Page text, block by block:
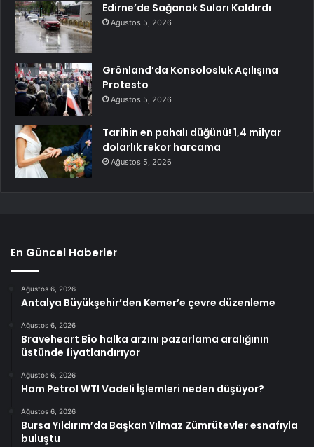
Edirne’de Sağanak Suları Kaldırdı
Ağustos 5, 2026
Grönland’da Konsolosluk Açılışına
Protesto
Ağustos 5, 2026
Tarihin en pahalı düğünü! 1,4 milyar
dolarlık rekor harcama
Ağustos 5, 2026
En Güncel Haberler
Ağustos 6, 2026
Antalya Büyükşehir’den Kemer’e çevre düzenleme
Ağustos 6, 2026
Braveheart Bio halka arzını pazarlama aralığının
üstünde fiyatlandırıyor
Ağustos 6, 2026
Ham Petrol WTI Vadeli İşlemleri neden düşüyor?
Ağustos 6, 2026
Bursa Yıldırım’da Başkan Yılmaz Zümrütevler esnafıyla
buluştu